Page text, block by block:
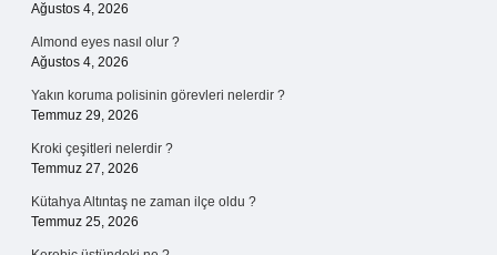
Ağustos 4, 2026
Almond eyes nasıl olur ?
Ağustos 4, 2026
Yakın koruma polisinin görevleri nelerdir ?
Temmuz 29, 2026
Kroki çeşitleri nelerdir ?
Temmuz 27, 2026
Kütahya Altıntaş ne zaman ilçe oldu ?
Temmuz 25, 2026